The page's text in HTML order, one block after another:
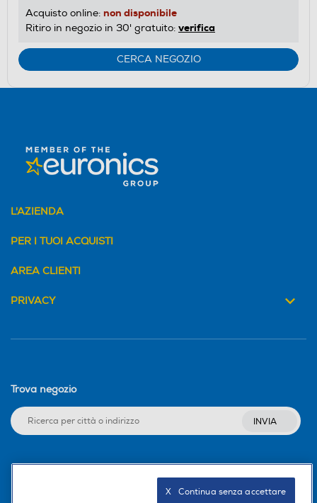
Acquisto online: non disponibile
Ritiro in negozio in 30' gratuito: verifica
CERCA NEGOZIO
L'AZIENDA
PER I TUOI ACQUISTI
AREA CLIENTI
PRIVACY
Trova negozio
INVIA
X   Continua senza accettare